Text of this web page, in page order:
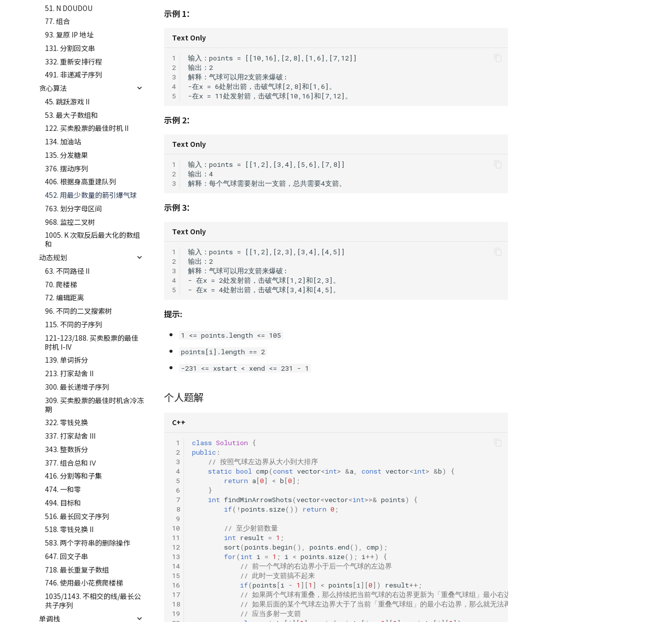
51. N DOUDOU
77. 组合
93. 复原 IP 地址
131. 分割回文串
332. 重新安排行程
491. 非递减子序列
贪心算法
45. 跳跃游戏 II
53. 最大子数组和
122. 买卖股票的最佳时机 II
134. 加油站
135. 分发糖果
376. 摆动序列
406. 根据身高重建队列
452. 用最少数量的箭引爆气球
763. 划分字母区间
968. 监控二叉树
1005. K 次取反后最大化的数组
和
动态规划
63. 不同路径 II
70. 爬楼梯
72. 编辑距离
96. 不同的二叉搜索树
115. 不同的子序列
121-123/188. 买卖股票的最佳
时机 I-IV
139. 单词拆分
213. 打家劫舍 II
300. 最长递增子序列
309. 买卖股票的最佳时机含冷冻
期
322. 零钱兑换
337. 打家劫舍 III
343. 整数拆分
377. 组合总和 Ⅳ
416. 分割等和子集
474. 一和零
494. 目标和
516. 最长回文子序列
518. 零钱兑换 II
583. 两个字符串的删除操作
647. 回文子串
718. 最长重复子数组
746. 使用最小花费爬楼梯
1035/1143. 不相交的线/最长公
共子序列
单调栈
示例 1：
Text Only
1
2
3
4
5
示例 2：
Text Only
1
2
3
示例 3：
Text Only
1
2
3
4
5
提示:
1 <= points.length <= 105
points[i].length == 2
-231 <= xstart < xend <= 231 - 1
个人题解
C++
1
2
3
4
5
6
7
8
9
10
11
12
13
14
15
16
17
18
19
class Solution
{
public :
// 按照气球左边界从大小到大排序
static bool cmp(const vector<int> &a const vector<int> &b)
{
return a[0] < b[0];
}
int findMinArrowShots(vector<vector<int>>& points)
{
if( ! points . size()) return 0 ;
// 至少射箭数量
int result = 1 ;
sort(points .begin(), points . end(), cmp);
for( int i = 1 ; i < points . size(); i ++)
{
// 前一个气球的右边界小于后一个气球的左边界
// 此时一支箭搞不起来
if(points[i - 1 ][1 ] < points[i ][0]) result++ ;
// 如果两个气球有重叠，那么持续把当前气球的右边界更新为「重叠气球组」最小右边界
// 如果后面的某个气球左边界大于了当前「重叠气球组」的最小右边界，那么就无法再重合
// 应当多射一支箭